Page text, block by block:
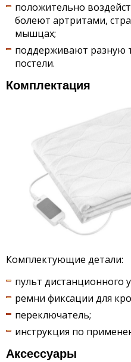
положительно
болеют артритами,
мышцах;
поддерживают разную
постели.
Комплектация
Комплектующие детали:
пульт дистанционного
ремни фиксации для
переключатель;
инструкция по
Аксессуары